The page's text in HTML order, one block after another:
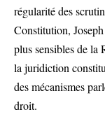
régularité des
Constitution,
plus sensibles de la
la juridiction
des mécanismes
droit.